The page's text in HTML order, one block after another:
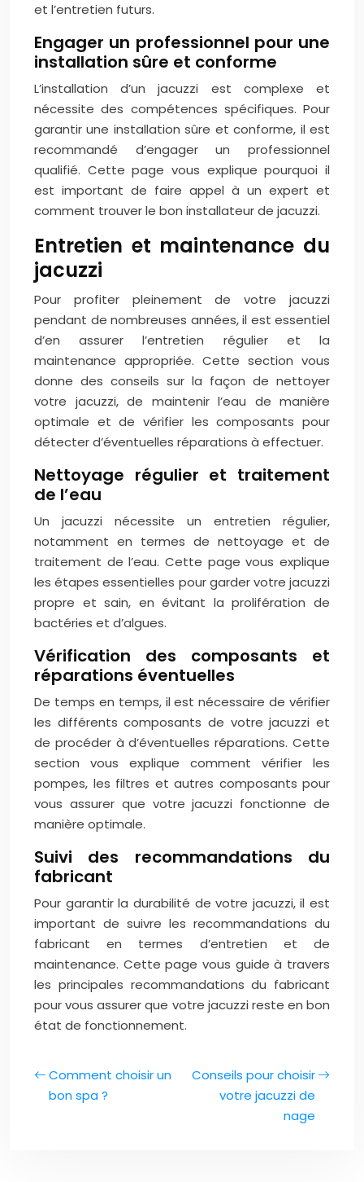
et l’entretien futurs.
Engager un professionnel pour une
installation sûre et conforme
L’installation d’un jacuzzi est complexe et
nécessite des compétences spécifiques. Pour
garantir une installation sûre et conforme, il est
recommandé d’engager un professionnel
qualifié. Cette page vous explique pourquoi il
est important de faire appel à un expert et
comment trouver le bon installateur de jacuzzi.
Entretien et maintenance du
jacuzzi
Pour profiter pleinement de votre jacuzzi
pendant de nombreuses années, il est essentiel
d’en assurer l’entretien régulier et la
maintenance appropriée. Cette section vous
donne des conseils sur la façon de nettoyer
votre jacuzzi, de maintenir l’eau de manière
optimale et de vérifier les composants pour
détecter d’éventuelles réparations à effectuer.
Nettoyage régulier et traitement
de l’eau
Un jacuzzi nécessite un entretien régulier,
notamment en termes de nettoyage et de
traitement de l’eau. Cette page vous explique
les étapes essentielles pour garder votre jacuzzi
propre et sain, en évitant la prolifération de
bactéries et d’algues.
Vérification des composants et
réparations éventuelles
De temps en temps, il est nécessaire de vérifier
les différents composants de votre jacuzzi et
de procéder à d’éventuelles réparations. Cette
section vous explique comment vérifier les
pompes, les filtres et autres composants pour
vous assurer que votre jacuzzi fonctionne de
manière optimale.
Suivi des recommandations du
fabricant
Pour garantir la durabilité de votre jacuzzi, il est
important de suivre les recommandations du
fabricant en termes d’entretien et de
maintenance. Cette page vous guide à travers
les principales recommandations du fabricant
pour vous assurer que votre jacuzzi reste en bon
état de fonctionnement.
Comment choisir un
bon spa ?
Conseils pour choisir
votre jacuzzi de
nage